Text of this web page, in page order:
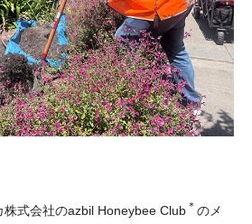
株式会社のazbil Honeybee Club ＊ のメ